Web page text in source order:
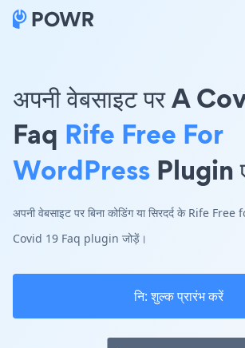
अपनी वेबसाइट पर A
Faq Rife Free For
WordPress Plugin
अपनी वेबसाइट पर बिना कोडिंग या सिरदर्द के Rife
Covid 19 Faq plugin जोड़ें।
नि: शुल्क प्रारंभ करें